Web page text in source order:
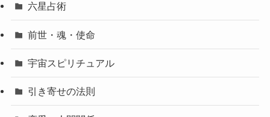
六星占術
前世・魂・使命
宇宙スピリチュアル
引き寄せの法則